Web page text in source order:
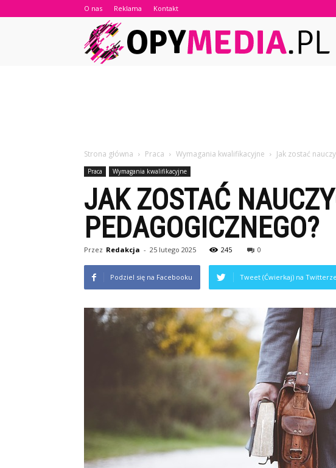
O nas Reklama Kontakt
Strona główna Praca Wymagania kwalifikacyjne Jak zostać
Praca Wymagania kwalifikacyjne
JAK ZOSTAĆ
PEDAGOGICZNEGO?
Przez Redakcja - 25 lutego 2025 245 0
Podziel się na Facebooku Tweet (Ćwierkaj) na Twitterze